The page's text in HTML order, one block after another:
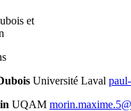
et
Université Laval
UQAM